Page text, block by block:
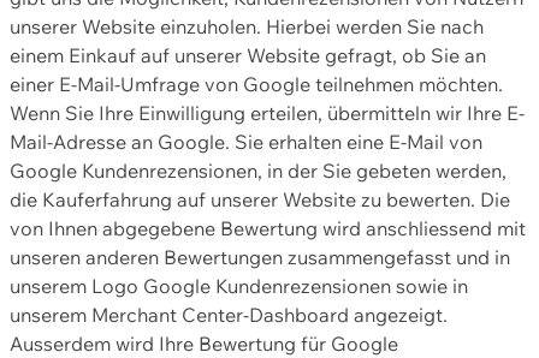
unserer Website einzuholen. Hierbei werden Sie nach
einem Einkauf auf unserer Website gefragt, ob Sie an
einer E-Mail-Umfrage von Google teilnehmen möchten.
Wenn Sie Ihre Einwilligung erteilen, übermitteln wir Ihre E-
Mail-Adresse an Google. Sie erhalten eine E-Mail von
Google Kundenrezensionen, in der Sie gebeten werden,
die Kauferfahrung auf unserer Website zu bewerten. Die
von Ihnen abgegebene Bewertung wird anschliessend mit
unseren anderen Bewertungen zusammengefasst und in
unserem Logo Google Kundenrezensionen sowie in
unserem Merchant Center-Dashboard angezeigt.
Ausserdem wird Ihre Bewertung für Google